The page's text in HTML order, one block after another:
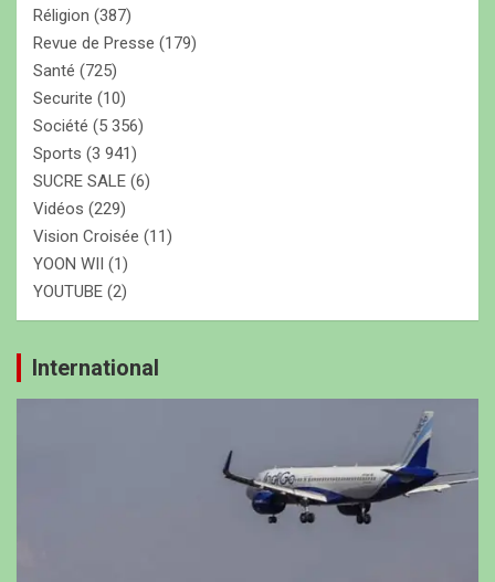
Réligion (387)
Revue de Presse (179)
Santé (725)
Securite (10)
Société (5 356)
Sports (3 941)
SUCRE SALE (6)
Vidéos (229)
Vision Croisée (11)
YOON WII
(1)
YOUTUBE (2)
International